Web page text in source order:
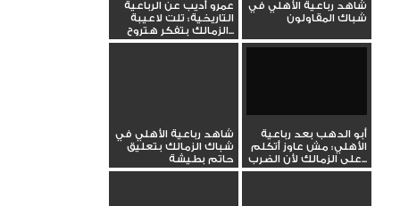
شاهد رباعية الأهلي في
شباك المقاولون
عمرو أديب عن الرباعية
التاريخية: تلت لاعيبة
الزمالك بتفكر هتروح...
أبو الدهب بعد رباعية
الأهلي: مش عاوز أتكلم
على الزمالك لأن الضرب...
شاهد رباعية الأهلي في
شباك الزمالك بتعليق
حاتم بطيشة